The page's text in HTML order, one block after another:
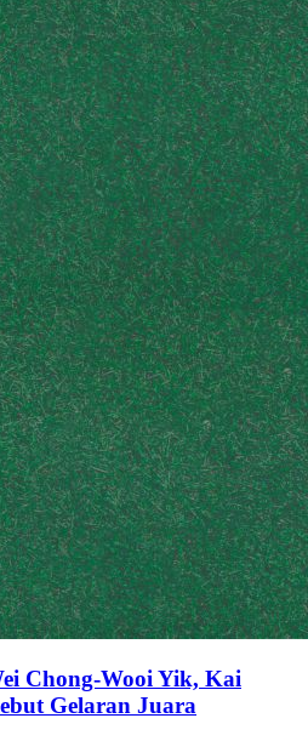
Chong-Wooi Yik, Kai
Gelaran Juara